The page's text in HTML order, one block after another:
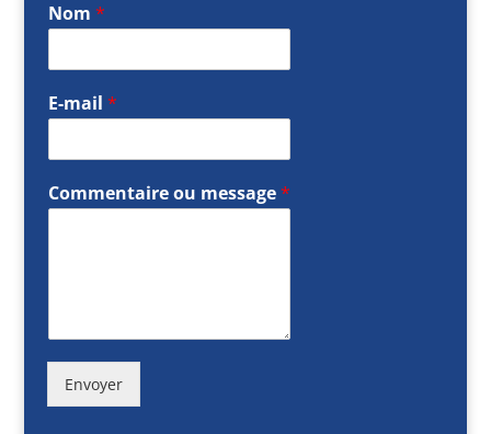
Nom *
E-mail *
Commentaire ou message*
Envoyer